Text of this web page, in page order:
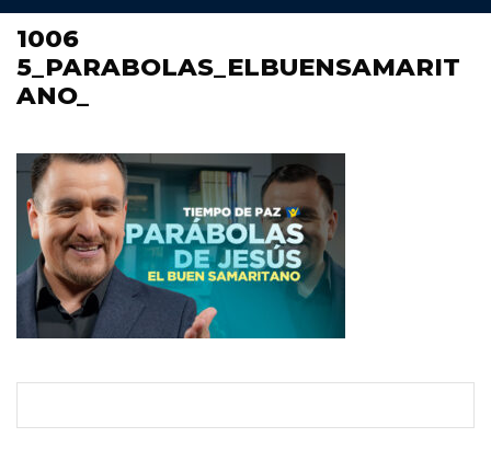
1006
5_PARABOLAS_ELBUENSAMARIT
ANO_